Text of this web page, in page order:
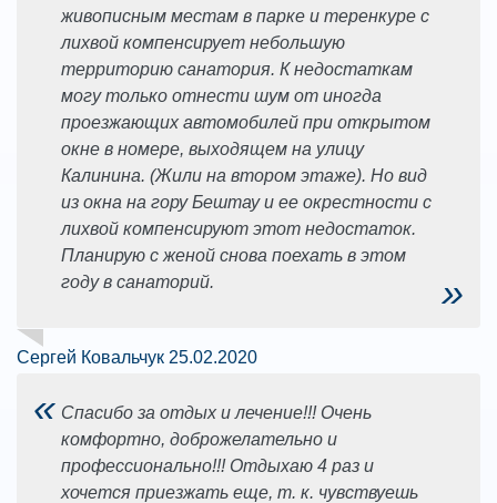
живописным местам в парке и теренкуре с
лихвой компенсирует небольшую
территорию санатория. К недостаткам
могу только отнести шум от иногда
проезжающих автомобилей при открытом
окне в номере, выходящем на улицу
Калинина. (Жили на втором этаже). Но вид
из окна на гору Бештау и ее окрестности с
лихвой компенсируют этот недостаток.
Планирую с женой снова поехать в этом
году в санаторий.
»
Сергей Ковальчук 25.02.2020
« Спасибо за отдых и лечение!!! Очень
комфортно, доброжелательно и
профессионально!!! Отдыхаю 4 раз и
хочется приезжать еще, т. к. чувствуешь